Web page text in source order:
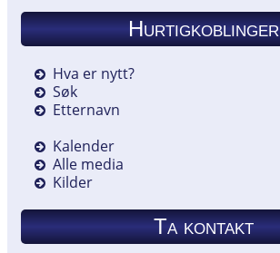
Hurtigkoblinger
Hva er nytt?
Søk
Etternavn
Kalender
Alle media
Kilder
Ta kontakt